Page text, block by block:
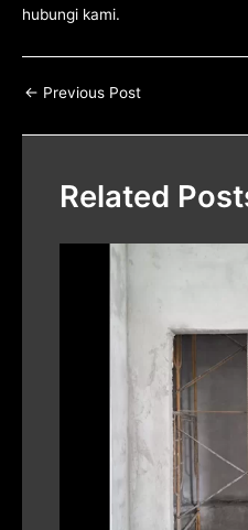
hubungi kami.
← Previous Post
Related